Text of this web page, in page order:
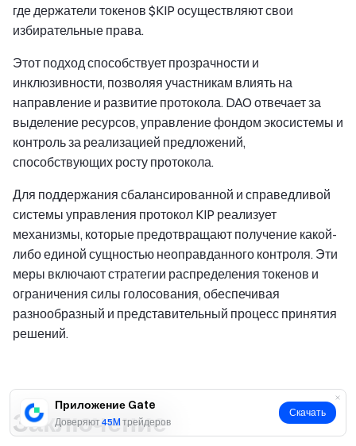
Приложение Gate
Доверяют45Mтрейдеров
Скачать
где держатели токенов $KIP осуществляют свои
избирательные права.
Этот подход способствует прозрачности и
инклюзивности, позволяя участникам влиять на
направление и развитие протокола. DAO отвечает за
выделение ресурсов, управление фондом экосистемы и
контроль за реализацией предложений,
способствующих росту протокола.
Для поддержания сбалансированной и справедливой
системы управления протокол KIP реализует
механизмы, которые предотвращают получение какой-
либо единой сущностью неоправданного контроля. Эти
меры включают стратегии распределения токенов и
ограничения силы голосования, обеспечивая
разнообразный и представительный процесс принятия
решений.
Заключение